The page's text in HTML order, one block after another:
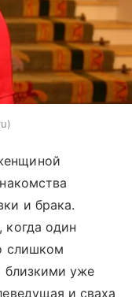
и брака.
когда один
слишком
близкими уже
и сваха